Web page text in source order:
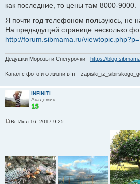
е
и
как последние, то цены там 8000-9000.
Я почти год телефоном пользуюсь, не
На предыдущей странице несколько
http://forum.sibmama.ru/
Дедушки Морозы и Снегурочки - https://
Канал с фото и о жизни в тг -
INFINITI
Академик
е
н
и
е
Вс Июл 16, 2017 9:25